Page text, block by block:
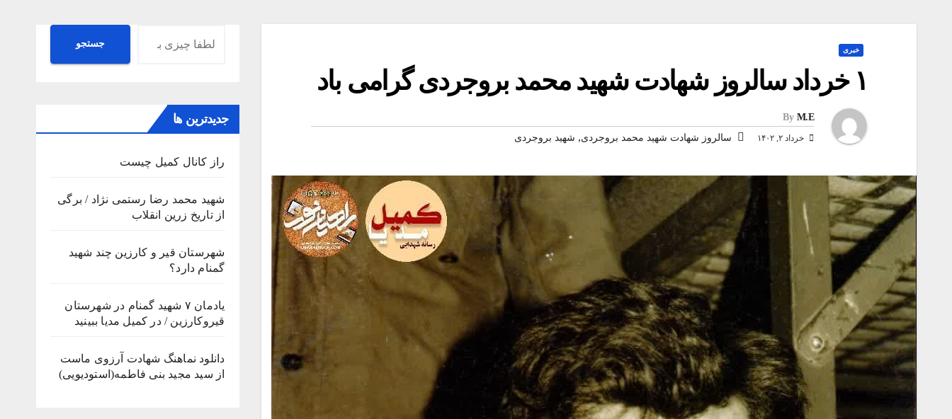
خبری
۱ خرداد سالروز شهادت شهید محمد بروجردی گرامی باد
By M.E
خرداد ۲, ۱۴۰۲ سالروز شهادت شهید محمد بروجردی, شهید بروجردی
جستجو جستجو
جدیدترین ها
راز کانال کمیل چیست
شهید محمد رضا رستمی نژاد / برگی
از تاریخ زرین انقلاب
شهرستان قیر و کارزین چند شهید
گمنام دارد؟
یادمان ۷ شهید گمنام در شهرستان
قیروکارزین / در کمیل مدیا ببینید
دانلود نماهنگ شهادت آرزوی ماست
از سید مجید بنی فاطمه(استودیویی)